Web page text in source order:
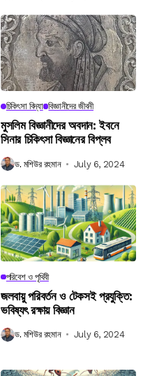
চিকিৎসা বিদ্যা বিজ্ঞানীদের জীবনী
মুসলিম বিজ্ঞানীদের অবদান: ইবনে
সিনার চিকিৎসা বিজ্ঞানের বিপ্লব
ড. মশিউর রহমান July 6, 2024
পরিবেশ ও পৃথিবী
জলবায়ু পরিবর্তন ও টেকসই প্রযুক্তি:
ভবিষ্যৎ রক্ষায় বিজ্ঞান
ড. মশিউর রহমান July 6, 2024